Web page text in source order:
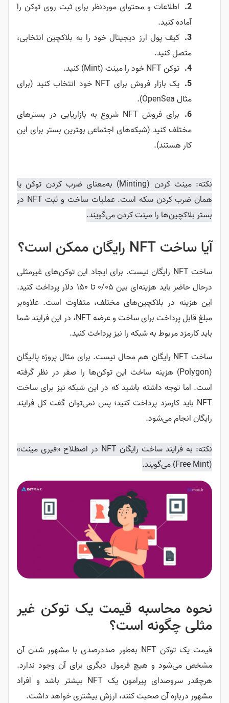
اطلاعات و محتوای موردنظر برای ثبت روی توکن را
آماده کنید.
کیف پول ارز دیجیتال خود را به بلاکچین انتخابی،
متصل کنید.
توکن NFT خود را مینت (Mint) کنید.
یک بازار فروش برای NFT خود انتخاب کنید (برای
مثال OpenSea).
برای فروش NFT شروع به بازاریابی در بسترهای
مختلف کنید (شبکه‌های اجتماعی بهترین بستر برای این
کار هستند).
نکته: مینت کردن (Minting) به‌معنای ضرب کردن توکن یا
همان ضرب کردن سکه است. عملیات ساخت و ثبت NFT در
بستر بلاکچین‌ها را مینت کردن می‌گویند.
آیا ساخت NFT رایگان ممکن است؟
ساخت NFT رایگان نیست. برای ایجاد این توکن‌های غیرمثلی
درحال حاضر باید هزینه‌ای بین ۰/۰۵ تا ۱۵۰ دلار پرداخت کنید.
این هزینه در بلاکچین‌های مختلف، متفاوت است. علاوه‌بر
مبلغ قابل پرداخت برای ساخت و عرضه NFT، در این فرایند شما
باید کارمزد مربوط به شبکه را نیز پرداخت کنید.
ساخت NFT رایگان هم محال نیست. برای مثال پروژه پالیگان
(Polygon) هزینه ساخت این توکن‌ها را صفر در نظر گرفته
است. اما توجه داشته باشید که در این شبکه نیز برای ساخت
NFT باید کارمزد پرداخت کنید؛ پس نمی‌توان گفت کل فرایند
رایگان انجام می‌شود.
نکته: به فرایند ساخت رایگان NFT در اصطلاح «فیری مینت»
(Free Mint‌) می‌گویند.
نحوه محاسبه قیمت یک توکن‌ غیر
مثلی چگونه است؟
قیمت یک توکن NFT به‌طور صددرصدی با مشهور شدن آن
مشخص می‌شود و هیچ فرمول دیگری برای آن وجود ندارد.
هرچقدر سروصدای پیرامون یک NFT بیشتر باشد و افراد
مشهور درباره آن صحبت کنند، ارزش بیشتری خواهد داشت.